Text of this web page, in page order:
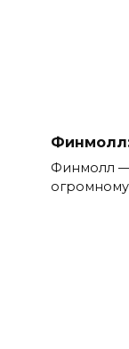
Финмолл —
огромному